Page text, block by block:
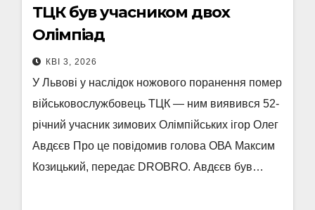
ТЦК був учасником двох
Олімпіад
КВІ 3, 2026
У Львові у наслідок ножового поранення помер
військовослужбовець ТЦК — ним виявився 52-
річний учасник зимових Олімпійських ігор Олег
Авдєєв Про це повідомив голова ОВА Максим
Козицький, передає DROBRO. Авдєєв був…